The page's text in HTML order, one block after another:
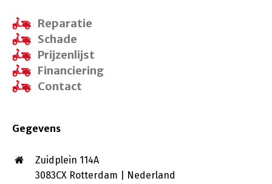
Reparatie
Schade
Prijzenlijst
Financiering
Contact
Gegevens
Zuidplein 114A
3083CX Rotterdam | Nederland